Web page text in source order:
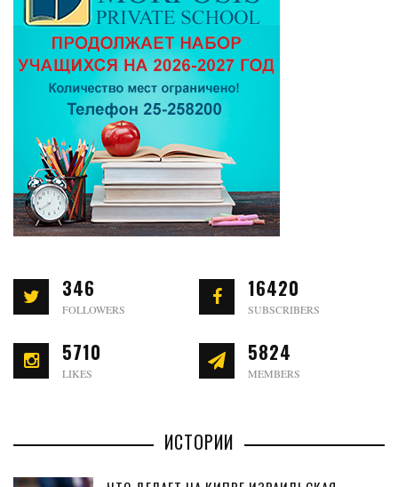
346
FOLLOWERS
16420
SUBSCRIBERS
5710
LIKES
5824
MEMBERS
ИСТОРИИ